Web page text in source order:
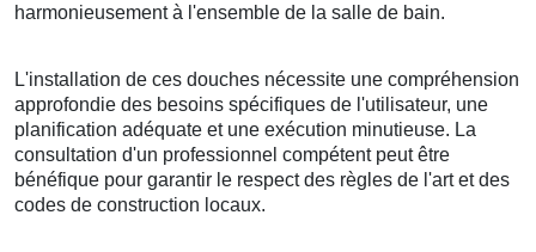
harmonieusement à l'ensemble de la salle de bain.
L'installation de ces douches nécessite une compréhension
approfondie des besoins spécifiques de l'utilisateur, une
planification adéquate et une exécution minutieuse. La
consultation d'un professionnel compétent peut être
bénéfique pour garantir le respect des règles de l'art et des
codes de construction locaux.